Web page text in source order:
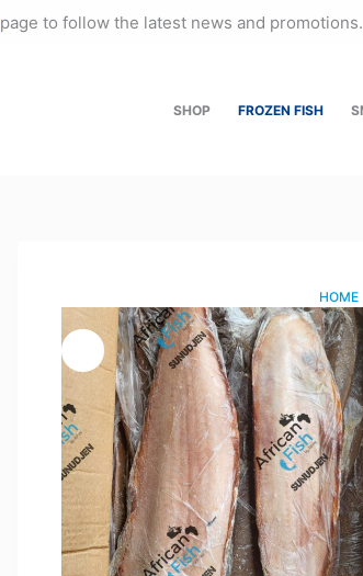
page to follow the latest news and promotions.
SHOP FROZEN FISH
HOME